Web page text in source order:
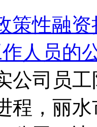
策性融
人员的
公司员
程，丽